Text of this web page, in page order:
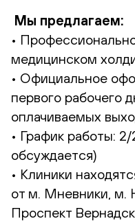
Мы предлагаем:
•
медицинском
• Официальное
первого рабочего
оплачиваемых
• График работы:
обсуждается)
• Клиники
от м. Мневники, м.
Проспект